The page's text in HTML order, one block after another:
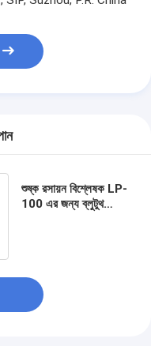
শুষ্ক রসায়ন বিশ্লেষক LP-
100 এর জন্য ব্লুটুথ